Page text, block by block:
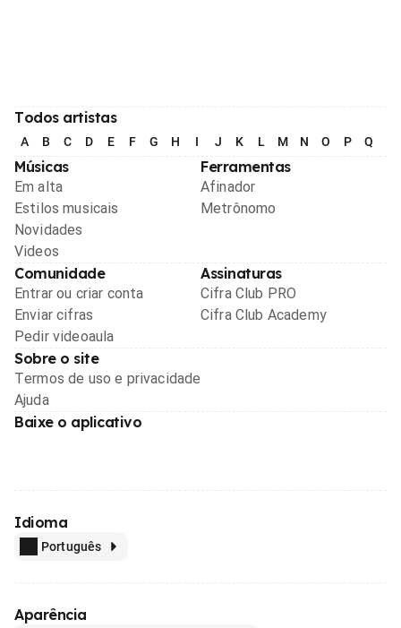
Todos artistas
A B C D E F G H I J K L M N O P Q
Músicas
Em alta
Estilos musicais
Novidades
Videos
Ferramentas
Afinador
Metrônomo
Comunidade
Entrar ou criar conta
Enviar cifras
Pedir videoaula
Assinaturas
Cifra Club PRO
Cifra Club Academy
Sobre o site
Termos de uso e privacidade
Ajuda
Baixe o aplicativo
Idioma
Português
Aparência